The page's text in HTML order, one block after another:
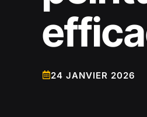
24 JANVIER 2026